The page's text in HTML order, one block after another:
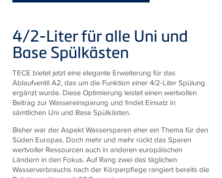
4/2-Liter für alle Uni und
Base Spülkästen
TECE bietet jetzt eine elegante Erweiterung für das
Ablaufventil A2, das um die Funktion einer 4/2-Liter Spülung
ergänzt wurde. Diese Optimierung leistet einen wertvollen
Beitrag zur Wassereinsparung und findet Einsatz in
sämtlichen Uni und Base Spülkästen.
Bisher war der Aspekt Wassersparen eher ein Thema für den
Süden Europas. Doch mehr und mehr rückt das Sparen
wertvoller Ressourcen auch in anderen europäischen
Ländern in den Fokus. Auf Rang zwei des täglichen
Wasserverbrauchs nach der Körperpflege rangiert bereits die